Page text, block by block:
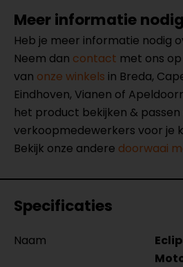
Meer informatie
Heb je meer informatie nodig
Neem dan contact met ons
van onze winkels in Breda,
Eindhoven, Vianen of
het product bekijken &
verkoopmedewerkers voor je
Bekijk onze andere doorwaai
Specificaties
Naam